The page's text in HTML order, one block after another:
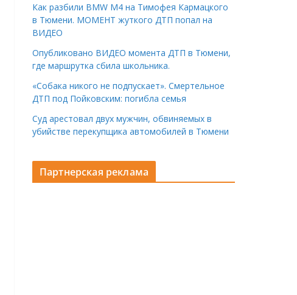
Как разбили BMW M4 на Тимофея Кармацкого
в Тюмени. МОМЕНТ жуткого ДТП попал на
ВИДЕО
Опубликовано ВИДЕО момента ДТП в Тюмени,
где маршрутка сбила школьника.
«Собака никого не подпускает». Смертельное
ДТП под Пойковским: погибла семья
Суд арестовал двух мужчин, обвиняемых в
убийстве перекупщика автомобилей в Тюмени
Партнерская реклама